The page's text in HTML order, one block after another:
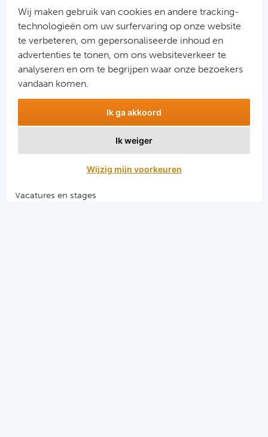
Wij maken gebruik van cookies en andere tracking-
technologieën om uw surfervaring op onze website
te verbeteren, om gepersonaliseerde inhoud en
advertenties te tonen, om ons websiteverkeer te
analyseren en om te begrijpen waar onze bezoekers
vandaan komen.
Ik ga akkoord
Ik weiger
Wijzig mijn voorkeuren
Snel naar
Voetbalreizen FC Barcelona
Voetbalreizen Manchester United
Vacatures en stages